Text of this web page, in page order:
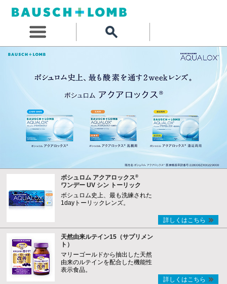
ボシュロム アクアロックス®
ワンデー UV シン トーリック
ボシュロム史上、最も洗練された
1dayトーリックレンズ。
詳しくはこちら
天然由来ルテイン15（サプリメン
ト）
マリーゴールドから抽出した天然
由来のルテインを配合した機能性
表示食品。
詳しくはこちら